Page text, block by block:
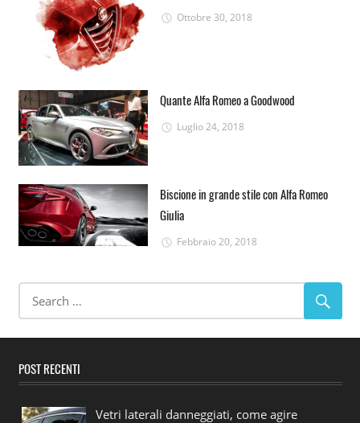
Ottobre 30, 2018
Quante Alfa Romeo a Goodwood
Luglio 24, 2018
Biscione in grande stile con Alfa Romeo
Giulia
Febbraio 20, 2018
POST RECENTI
Vetri laterali danneggiati, come agire